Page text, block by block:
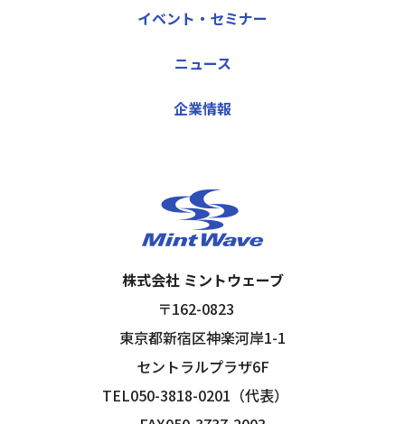
イベント・セミナー
ニュース
企業情報
株式会社 ミントウェーブ
〒162-0823
東京都新宿区神楽河岸1-1
セントラルプラザ6F
TEL050-3818-0201（代表）